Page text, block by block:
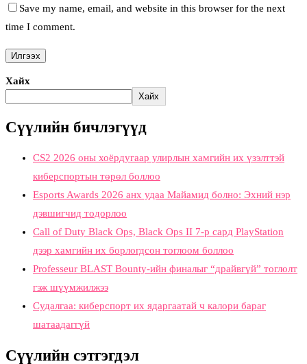
Save my name, email, and website in this browser for the next
time I comment.
Хайх
Хайх
Сүүлийн бичлэгүүд
CS2 2026 оны хоёрдугаар улирлын хамгийн их үзэлттэй
киберспортын төрөл боллоо
Esports Awards 2026 анх удаа Майамид болно: Эхний нэр
дэвшигчид тодорлоо
Call of Duty Black Ops, Black Ops II 7-р сард PlayStation
дээр хамгийн их борлогдсон тоглоом боллоо
Professeur BLAST Bounty-ийн финалыг “драйвгүй” тоглолт
гэж шүүмжилжээ
Судалгаа: киберспорт их ядаргаатай ч калори бараг
шатаадаггүй
Сүүлийн сэтгэгдэл